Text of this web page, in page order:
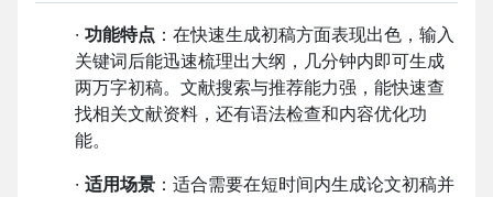
· 功能特点 ：在快速生成初稿方面表现出色，输入
关键词后能迅速梳理出大纲，几分钟内即可生成
两万字初稿。文献搜索与推荐能力强，能快速查
找相关文献资料，还有语法检查和内容优化功
能。
· 适用场景 ：适合需要在短时间内生成论文初稿并